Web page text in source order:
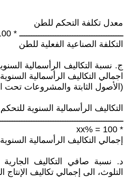
معدل تكلفة التحكم للطن
ـــــــــــــــــــــــــــــــــــــــــــ * 100 = %xx
التكلفة الصناعية الفعلية للطن
ج. نسبة التكاليف الرأسمالية
اجمالي التكاليف الرأسمالية السنوية
(الأصول الثابتة والمشروعات تحت
التكاليف الرأسمالية السنوية
* 100 = %xx
إجمالي التكاليف الرأسمالية
د. نسبة صافي التكاليف
التلوث، الى إجمالي تكاليف الإنتاج